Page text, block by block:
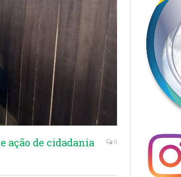
ação de cidadania
0